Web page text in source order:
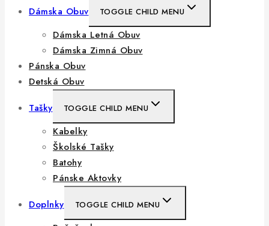
Dámska Obuv
TOGGLE CHILD MENU
Dámska Letná Obuv
Dámska Zimná Obuv
Pánska Obuv
Detská Obuv
Tašky
TOGGLE CHILD MENU
Kabelky
Školské Tašky
Batohy
Pánske Aktovky
Doplnky
TOGGLE CHILD MENU